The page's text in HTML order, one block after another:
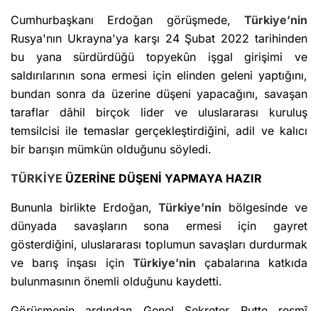
Cumhurbaşkanı Erdoğan görüşmede, Türkiye’nin
Rusya'nın Ukrayna'ya karşı 24 Şubat 2022 tarihinden
bu yana sürdürdüğü topyekûn işgal girişimi ve
saldırılarının sona ermesi için elinden geleni yaptığını,
bundan sonra da üzerine düşeni yapacağını, savaşan
taraflar dâhil birçok lider ve uluslararası kuruluş
temsilcisi ile temaslar gerçekleştirdiğini, adil ve kalıcı
bir barışın mümkün olduğunu söyledi.
TÜRKİYE ÜZERİNE DÜŞENİ YAPMAYA HAZIR
Bununla birlikte Erdoğan,Türkiye’nin bölgesinde ve
dünyada savaşların sona ermesi için gayret
gösterdiğini, uluslararası toplumun savaşları durdurmak
ve barış inşası için Türkiye’nin çabalarına katkıda
bulunmasının önemli olduğunu kaydetti.